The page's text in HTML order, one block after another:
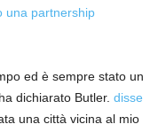
una partnership
ed è sempre stato un
dichiarato Butler. disse
una città vicina al mio